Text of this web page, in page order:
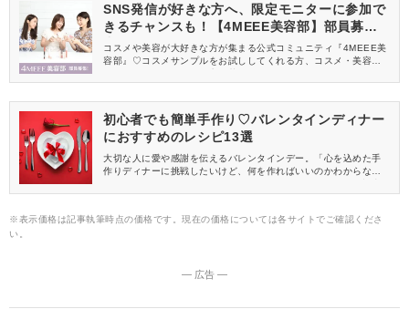
SNS発信が好きな方へ、限定モニターに参加で
きるチャンスも！【4MEEE美容部】部員募集
中
コスメや美容が大好きな方が集まる公式コミュニティ『4MEEE美
容部』♡コスメサンプルをお試ししてくれる方、コスメ・美容情報
初心者でも簡単手作り♡バレンタインディナー
におすすめのレシピ13選
大切な人に愛や感謝を伝えるバレンタインデー。「心を込めた手
作りディナーに挑戦したいけど、何を作ればいいのかわからな
では、バレンタインディナーにぴったりのレシピをご紹介しま
っと作ってみたいレシピが見つかりますよ♪
※表示価格は記事執筆時点の価格です。現在の価格については各サイトでご確認くださ
い。
― 広告 ―